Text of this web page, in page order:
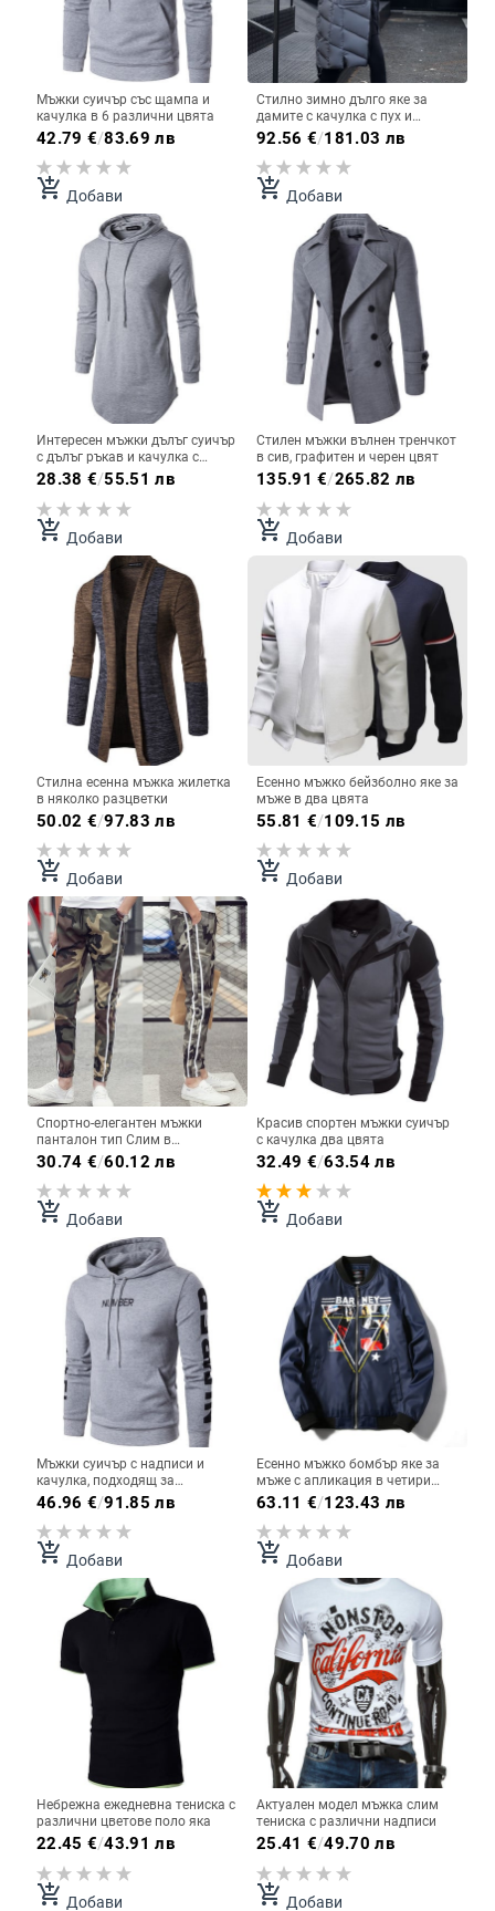
Мъжки суичър със щампа и
качулка в 6 различни цвята
42.79 €/83.69 лв
add_shopping_cart Добави
Стилно зимно дълго яке за
дамите с качулка с пух и
апликация
92.56 €/181.03 лв
add_shopping_cart Добави
Интересен мъжки дълъг суичър
с дълъг ръкав и качулка с
връзки в 5 цвята
28.38 €/55.51 лв
add_shopping_cart Добави
Стилен мъжки вълнен тренчкот
в сив, графитен и черен цвят
135.91 €/265.82 лв
add_shopping_cart Добави
Стилна есенна мъжка жилетка
в няколко разцветки
50.02 €/97.83 лв
add_shopping_cart Добави
Есенно мъжко бейзболно яке за
мъже в два цвята
55.81 €/109.15 лв
add_shopping_cart Добави
Спортно-елегантен мъжки
панталон тип Слим в
камуфлажен цвят
30.74 €/60.12 лв
add_shopping_cart Добави
Красив спортен мъжки суичър
с качулка два цвята
32.49 €/63.54 лв
add_shopping_cart Добави
Мъжки суичър с надписи и
качулка, подходящ за
ежедневие
46.96 €/91.85 лв
add_shopping_cart Добави
Есенно мъжко бомбър яке за
мъже с апликация в четири
цвята
63.11 €/123.43 лв
add_shopping_cart Добави
Небрежна ежедневна тениска с
различни цветове поло яка
22.45 €/43.91 лв
add_shopping_cart Добави
Актуален модел мъжка слим
тениска с различни надписи
25.41 €/49.70 лв
add_shopping_cart Добави